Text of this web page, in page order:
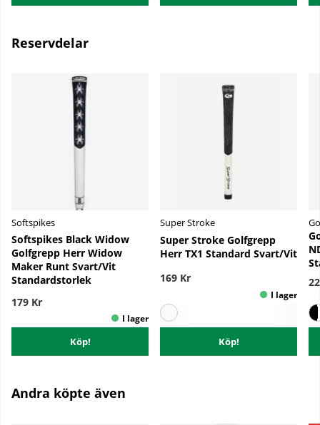
Reservdelar
Softspikes
Softspikes Black Widow
Golfgrepp Herr Widow
Maker Runt Svart/Vit
Standardstorlek
179 Kr
Köp!
Super Stroke
Super Stroke Golfgrepp
Herr TX1 Standard Svart/Vit
169 Kr
Köp!
Andra köpte även